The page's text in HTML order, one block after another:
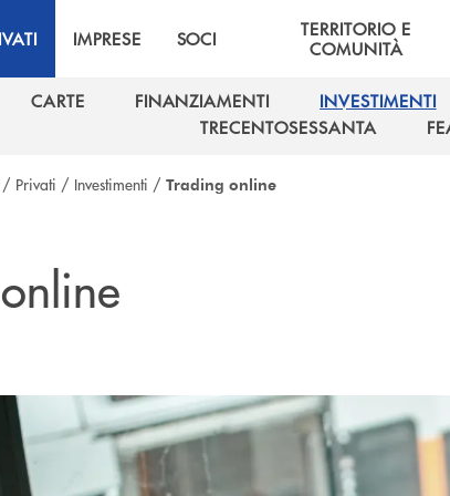
IMPRESE SOCI
TERRITORIO E
COMUNITÀ
CARTE
FINANZIAMENTI
FINANZIAMENTI
INVESTIMENTI
INVESTIMENTI
TRECENTOSESSANTA
/ Privati / Investimenti / Trading online